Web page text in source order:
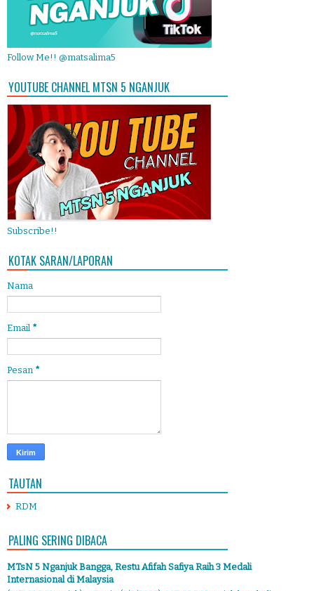
Follow Me!! @matsalima5
YOUTUBE CHANNEL MTSN 5 NGANJUK
Subscribe!!
KOTAK SARAN/LAPORAN
Nama
Email *
Pesan *
TAUTAN
RDM
PALING SERING DIBACA
MTsN 5 Nganjuk Bangga, Restu Afifah Safiya Raih 3 Medali
Internasional di Malaysia